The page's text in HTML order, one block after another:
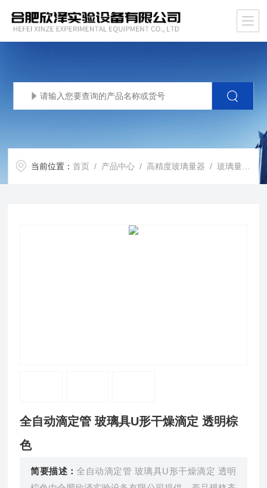
当前位置：首页 / 产品中心 / 高精度玻璃量器 /玻璃量器类 /
全自动滴定管 玻璃具U形干燥滴定 透明棕
色
简要描述：全自动滴定管 玻璃具U形干燥滴定 透明